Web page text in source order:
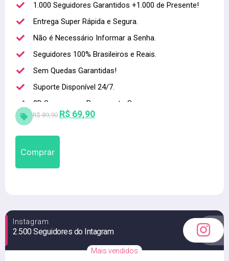
1.000 Seguidores Garantidos +1.000 de Presente!
Entrega Super Rápida e Segura.
Não é Necessário Informar a Senha.
Seguidores 100% Brasileiros e Reais.
Sem Quedas Garantidas!
Suporte Disponível 24/7.
3D Secure para Pagamento Seguro.
Alta qualidade
R$89,90 R$ 69,90
Comprar
Instagram
2.500 Seguidores do Intagram
Mais vendidos